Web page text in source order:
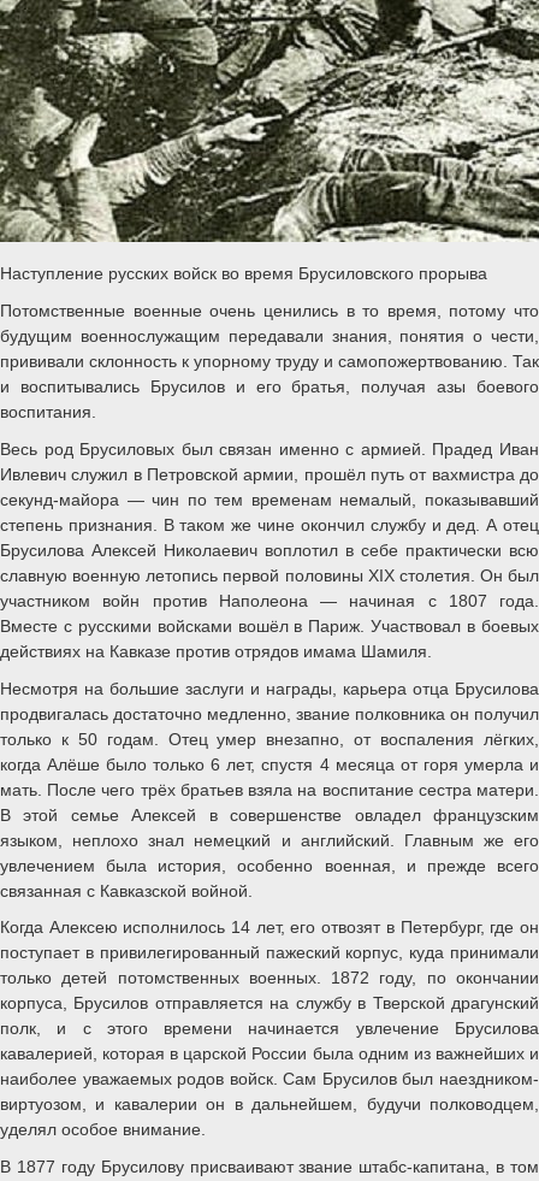
Наступление русских войск во время Брусиловского прорыва
Потомственные военные очень ценились в то время, потому что
будущим военнослужащим передавали знания, понятия о чести,
прививали склонность к упорному труду и самопожертвованию. Так
и воспитывались Брусилов и его братья, получая азы боевого
воспитания.
Весь род Брусиловых был связан именно с армией. Прадед Иван
Ивлевич служил в Петровской армии, прошёл путь от вахмистра до
секунд-майора — чин по тем временам немалый, показывавший
степень признания. В таком же чине окончил службу и дед. А отец
Брусилова Алексей Николаевич воплотил в себе практически всю
славную военную летопись первой половины XIX столетия. Он был
участником войн против Наполеона — начиная с 1807 года.
Вместе с русскими войсками вошёл в Париж. Участвовал в боевых
действиях на Кавказе против отрядов имама Шамиля.
Несмотря на большие заслуги и награды, карьера отца Брусилова
продвигалась достаточно медленно, звание полковника он получил
только к 50 годам. Отец умер внезапно, от воспаления лёгких,
когда Алёше было только 6 лет, спустя 4 месяца от горя умерла и
мать. После чего трёх братьев взяла на воспитание сестра матери.
В этой семье Алексей в совершенстве овладел французским
языком, неплохо знал немецкий и английский. Главным же его
увлечением была история, особенно военная, и прежде всего
связанная с Кавказской войной.
Когда Алексею исполнилось 14 лет, его отвозят в Петербург, где он
поступает в привилегированный пажеский корпус, куда принимали
только детей потомственных военных. 1872 году, по окончании
корпуса, Брусилов отправляется на службу в Тверской драгунский
полк, и с этого времени начинается увлечение Брусилова
кавалерией, которая в царской России была одним из важнейших и
наиболее уважаемых родов войск. Сам Брусилов был наездником-
виртуозом, и кавалерии он в дальнейшем, будучи полководцем,
уделял особое внимание.
В 1877 году Брусилову присваивают звание штабс-капитана, в том